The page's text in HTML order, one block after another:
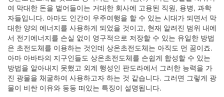
여 막대한 돈을 벌어들이는 거대한 회사에 고용된 직원, 용병, 과학
자들입니다. 아마도 인간이 우주여행을 할 수 있는 시대가 되면서 막
대한 양의 에너지를 사용하게 되었을 것이고, 현재 알려진 범위 내에
서 전기에너지를 손실 없이 영구적으로 저장할 수 있는 유일한 방법
은 초전도체를 이용하는 것인데 상온초전도체는 아직도 먼 꿈이죠.
아마 아바타의 지구인들도 상온초전도체를 손쉽게 합성할 수 있는
방법을 알아내지 못했고 외계 행성인 판도라에서 그러한 능력을 가
진 광물을 채굴하여 사용하고자 하는 것 같습니다. 그러면 그렇게 광
물이 비싼 이유와 둥둥 떠있는 특징이 설명됩니다.
성
플
러
그
인
webappscon
recursion
openAPI